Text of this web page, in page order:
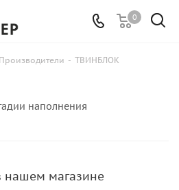
0
Производители - ТВИНБЛОК
наполнения
магазине